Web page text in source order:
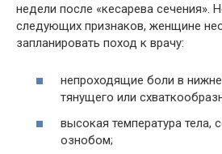
недели после «кесарева сечения».
следующих признаков, женщине
запланировать поход к врачу:
непроходящие боли в
тянущего или
высокая температура
ознобом;